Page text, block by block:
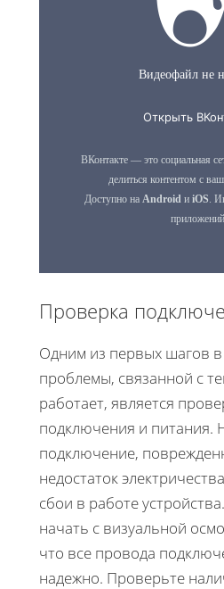
Проверка
Одним из первых шагов в
проблемы, связанной с
работает, является
подключения и питания.
подключение,
недостаток
сбои в работе
начать с визуальной
что все провода
надежно. Проверьте